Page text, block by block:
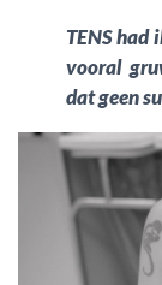
TENS had
vooral
dat geen